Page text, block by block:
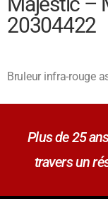
20304422
Bruleur infra-rouge
Plus de 25
travers un